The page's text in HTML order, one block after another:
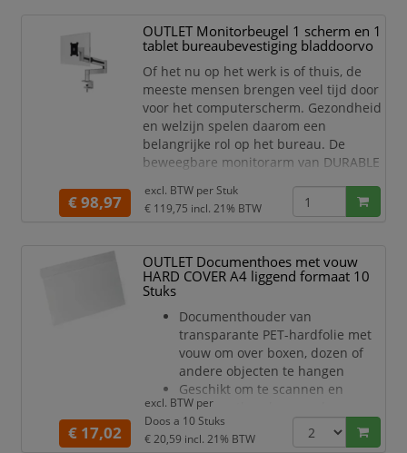
OUTLET Monitorbeugel 1 scherm en 1
tablet bureaubevestiging bladdoorvo
Of het nu op het werk is of thuis, de
meeste mensen brengen veel tijd door
voor het computerscherm. Gezondheid
en welzijn spelen daarom een
belangrijke rol op het bureau. De
beweegbare monitorarm van DURABLE
voor de ergonomische werkplek.
Verstelbare monitor beugel voor
1 monitor en 1 tablet
Monitor beugel bestaat uit een
tafelkolom, dwarsbalk en 2
verschuifbare bevestigingen voo
€ 98,97
excl. BTW per Stuk
€ 119,75 incl. 21% BTW
OUTLET Documenthoes met vouw
HARD COVER A4 liggend formaat 10
Stuks
Documenthouder van
transparante PET-hardfolie met
vouw om over boxen, dozen of
andere objecten te hangen
Geschikt om te scannen en
documentbeschermend
Inserts kunnen snel worden
verwisseld
€ 17,02
excl. BTW per
Doos a 10 Stuks
€ 20,59 incl. 21% BTW